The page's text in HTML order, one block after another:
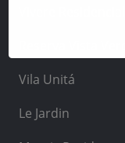
Vila Unitá
Le Jardin